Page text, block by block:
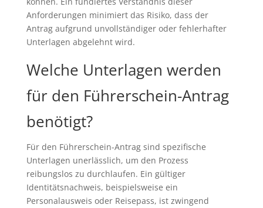
Anforderungen minimiert das Risiko, dass der
Antrag aufgrund unvollständiger oder fehlerhafter
Unterlagen abgelehnt wird.
Welche Unterlagen werden
für den Führerschein-Antrag
benötigt?
Für den Führerschein-Antrag sind spezifische
Unterlagen unerlässlich, um den Prozess
reibungslos zu durchlaufen. Ein gültiger
Identitätsnachweis, beispielsweise ein
Personalausweis oder Reisepass, ist zwingend